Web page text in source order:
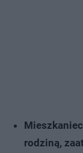
rodziną,